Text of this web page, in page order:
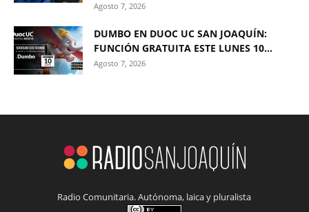
Agosto 7, 2026
DUMBO EN DUOC UC SAN JOAQUÍN:
FUNCIÓN GRATUITA ESTE LUNES 10...
Agosto 7, 2026
Radio Comunitaria. Autónoma, laica y pluralista